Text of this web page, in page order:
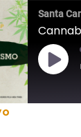
Santa